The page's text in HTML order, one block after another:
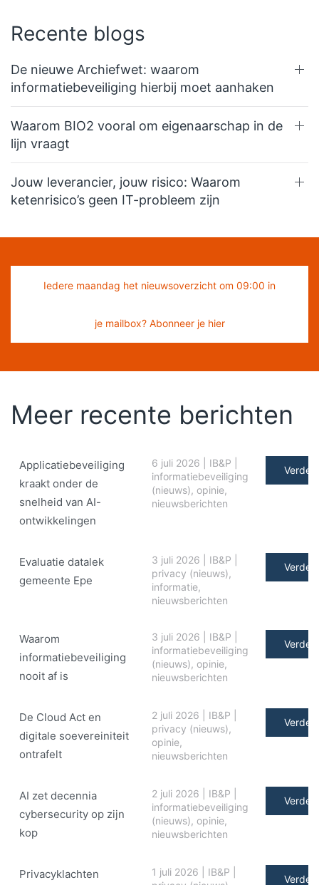
Recente blogs
De nieuwe Archiefwet: waarom
informatiebeveiliging hierbij moet aanhaken
Waarom BIO2 vooral om eigenaarschap in de
lijn vraagt
Jouw leverancier, jouw risico: Waarom
ketenrisico’s geen IT-probleem zijn
Iedere maandag het nieuwsoverzicht om 09:00 in
je mailbox? Abonneer je hier
Meer recente berichten
Applicatiebeveiliging
kraakt onder de
snelheid van AI-
ontwikkelingen
6 juli 2026 IB&P
informatiebeveiliging
(nieuws), opinie,
nieuwsberichten
Verder
Evaluatie datalek
gemeente Epe
3 juli 2026 IB&P
privacy (nieuws),
informatie,
nieuwsberichten
Verder
Waarom
informatiebeveiliging
nooit af is
3 juli 2026 IB&P
informatiebeveiliging
(nieuws), opinie,
nieuwsberichten
Verder
De Cloud Act en
digitale soe­ve­rei­ni­teit
ontrafelt
2 juli 2026 IB&P
privacy (nieuws),
opinie,
nieuwsberichten
Verder
AI zet decennia
cybersecurity op zijn
kop
2 juli 2026 IB&P
informatiebeveiliging
(nieuws), opinie,
nieuwsberichten
Verder
Privacyklachten
1 juli 2026 IB&P
Verder